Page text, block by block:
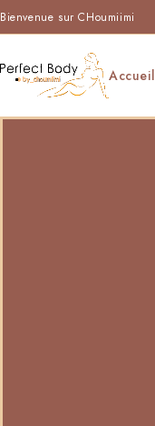
Bienvenue sur CHoumiimi
Accueil